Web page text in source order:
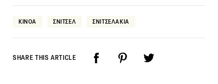
ΚΙΝΟΑ ΣΝΙΤΣΕΛ ΣΝΙΤΣΕΛΑΚΙΑ
SHARE THIS ARTICLE